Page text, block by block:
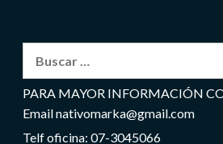
PARA MAYOR INFORMACIÓN
Email nativomarka@gmail.com
Telf oficina: 07-3045066